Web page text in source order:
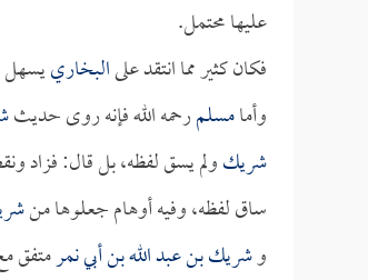
عليها محتمل.
فكان كثير مما انتقد علىالبخارييسهل
وأمامسلمرحمه الله فإنه روى حديث
شريكولم يسق لفظه، بل قال: فزاد
ساق لفظه، وفيه أوهام جعلوها من
وشريك بن عبد الله بن أبي نمرمتفق